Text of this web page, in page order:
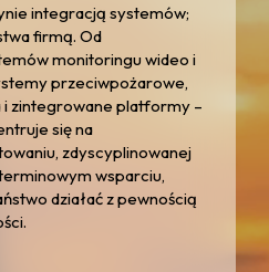
integracją systemów;
firmą. Od
monitoringu wideo i
przeciwpożarowe,
zintegrowane platformy –
się na
zdyscyplinowanej
wsparciu,
działać z pewnością